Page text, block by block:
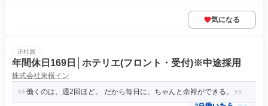
気になる
正社員
年間休日169日│ホテリエ(フロント・受付)※中途採用
株式会社東横イン
働くのは、週2回ほど。 だから毎日に、ちゃんと余裕ができる。